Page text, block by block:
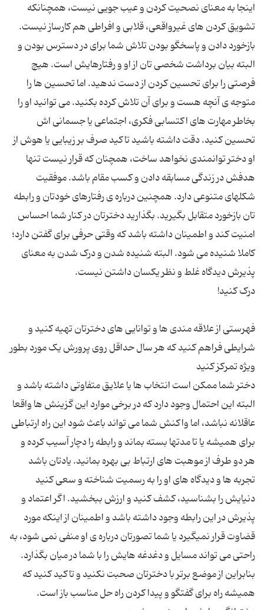
اینجا به معنای نصحیت کردن و عیب جویی نیست، همچنانکه
تشویق کردن های غیرواقعی، قلابی و افراطی هم کارساز نیست.
بازخورد دادن و پاسخگو بودن تلاش شما برای در دسترس بودن و
البته بیان برداشت شخصی تان از او و رفتارهایش است. هیچ
فرصتی را برای تحسین کردن از دست ندهید. اما تحسین ها را
متوجه ی آنچه هست و برای آن تلاش کرده بکنید. می توانید او را
بخاطر مهارت های اکتسابی فکری، اجتماعی یا جسمانی اش
تحسین کنید. دقت داشته باشید تاکید صرف بر زیبایی یا هوش از
او دختر توانمندی نخواهد ساخت، همچنان که قرار نیست تنها
هدفش در زندگی مسابقه دادن و کسب مقام باشد. موفقیت
شکلهای متنوعی دارد. همچنین درباره ی رفتارهای خودتان و رابطه
تان بازخورد متقابل بگیرید. بگذارید دخترتان در کنار شما احساس
امنیت کند و اطمینان داشته باشد که وقتی حرفی برای گفتن دارد؛
کاملا شنیده می شود. البته شنیده شدن و درک شدن به معنای
فهرستی از علاقه مندی ها و توانایی های دخترتان تهیه کنید و
شرایطی فراهم کنید که هر سال حداقل روی پرورش یک مورد بطور
دختر شما ممکن است انتخاب ها یا علایق متفاوتی داشته باشد و
البته این احتمال وجود دارد که در برخی موارد این گزینش ها واقعا
عاقلانه نباشد، اما واکنش شما می تواند باعث شود این راه ارتباطی
برای همیشه یا تا مدتها بسته بماند و رابطه را دچار آسیب کرده و
هر دو طرف از موهبت های ارتباط بی بهره بمانید. یادتان باشد
تجربه ها و دیدگاه های او را به رسمیت شناخته و سعی کنید
دنیایش را بشناسید، کشف کنید و ارزش ببخشید. اگر اعتماد و
پذیرش در این رابطه وجود داشته باشد و اطمینان از اینکه مورد
قضاوت قرار نمیگیرد یا شما تصورتان درباره ی او منفی نمی شود، به
راحتی می تواند مسایل و دغدغه هایش را با شما در میان بگذارد.
بنابراین از موضع برتر با دخترتان صحبت نکنید و تاکید کنید که